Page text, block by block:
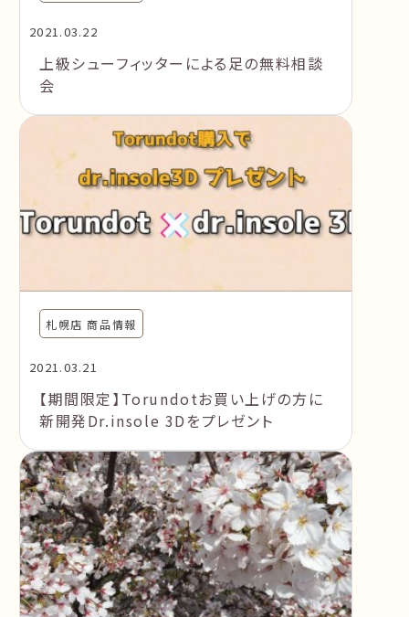
2021.03.22
上級シューフィッターによる足の無料相談
会
札幌店 商品情報
2021.03.21
【期間限定】Torundotお買い上げの方に
新開発Dr.insole 3Dをプレゼント